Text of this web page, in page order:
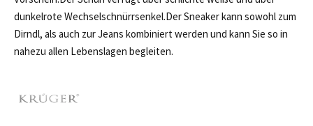
dunkelrote Wechselschnürrsenkel.Der Sneaker kann sowohl zum
Dirndl, als auch zur Jeans kombiniert werden und kann Sie so in
nahezu allen Lebenslagen begleiten.